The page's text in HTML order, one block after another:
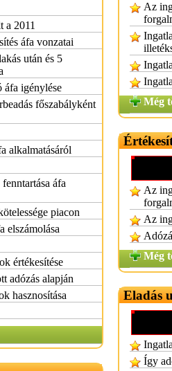
a 2011
áfa vonzatai
után és 5
áfa igénylése
főszabályként
alkalmatásáról
áfa
piacon
elszámolása
értékesítése
adózás alapján
hasznosítása
Az
Még
Az
Az
Még
Eladás
Így